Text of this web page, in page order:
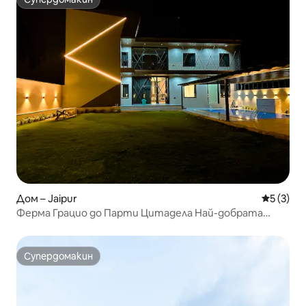
Супердомакин
Дом – Jaipur Средна
5 (3)
Ферма Грацио до Парти Цитадела Най-добрата
Супердомакин
Супердомакин